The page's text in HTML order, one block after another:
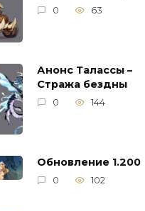
0 63
Анонс Талассы –
Стража бездны
0 144
Обновление 1.200
0 102